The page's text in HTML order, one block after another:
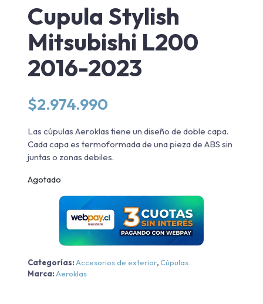
Cupula Stylish
Mitsubishi L200
2016-2023
$2.974.990
Las cúpulas Aeroklas tiene un diseño de doble capa.
Cada capa es termoformada de una pieza de ABS sin
juntas o zonas debiles.
Agotado
Categorías:Accesorios de exterior,Cúpulas
Marca:Aeroklas